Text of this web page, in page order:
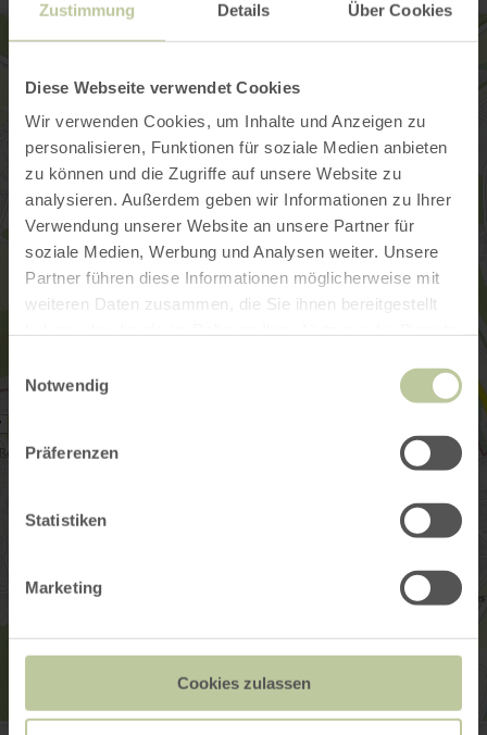
Zustimmung Details Über Cookies
Diese Webseite verwendet Cookies
Wir verwenden Cookies, um Inhalte und Anzeigen zu
personalisieren, Funktionen für soziale Medien anbieten
zu können und die Zugriffe auf unsere Website zu
analysieren. Außerdem geben wir Informationen zu Ihrer
Verwendung unserer Website an unsere Partner für
soziale Medien, Werbung und Analysen weiter. Unsere
Partner führen diese Informationen möglicherweise mit
weiteren Daten zusammen, die Sie ihnen bereitgestellt
Notwendig
Präferenzen
Statistiken
Marketing
Cookies zulassen